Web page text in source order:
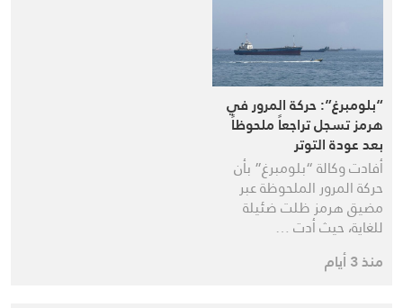
“بلومبرغ”: حركة المرور في
هرمز تسجل تراجعاً ملحوظاً
بعد عودة التوتر
أفادت وكالة “بلومبرغ” بأن
حركة المرور الملحوظة عبر
مضيق هرمز ظلت ضئيلة
للغاية، حيث أدت …
منذ 3 أيام